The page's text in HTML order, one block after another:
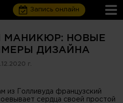
Запись онлайн
МАНИКЮР: НОВЫЕ
ДИЗАЙНА
г.
из Голливуда французский
сердца своей простой